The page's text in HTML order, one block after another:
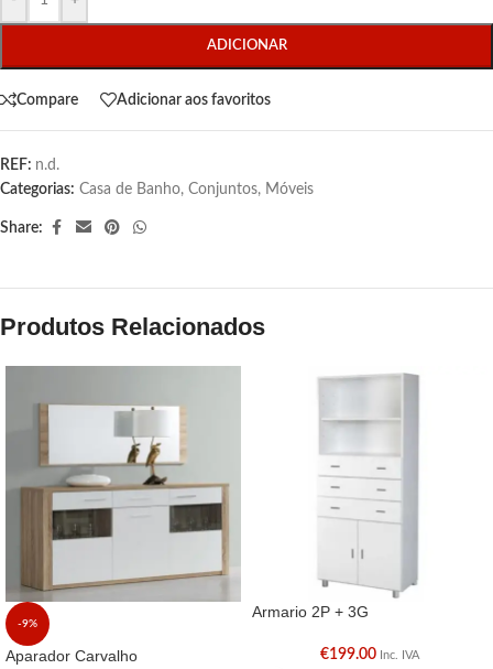
ADICIONAR
Compare Adicionar aos favoritos
REF: n.d.
Categorias: Casa de Banho, Conjuntos, Móveis
Share:
Produtos Relacionados
-9%
Aparador Carvalho
Armario 2P + 3G
€199.00 Inc. IVA